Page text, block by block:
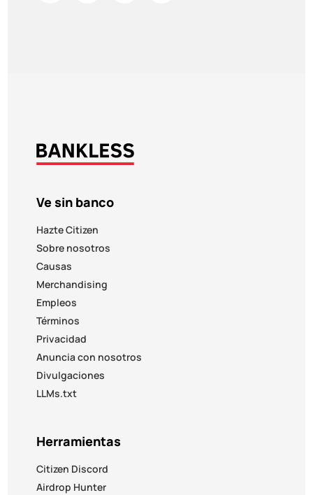
Ve sin banco
Hazte Citizen
Sobre nosotros
Causas
Merchandising
Empleos
Términos
Privacidad
Anuncia con nosotros
Divulgaciones
LLMs.txt
Herramientas
Citizen Discord
Airdrop Hunter